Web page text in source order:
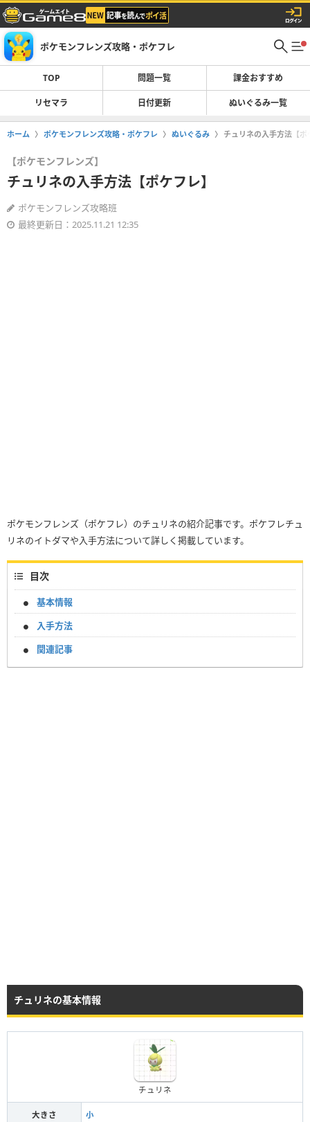
ポケモンフレンズ攻略・ポケフレ
TOP 問題一覧 課金おすすめ
リセマラ 日付更新 ぬいぐるみ一覧
ホーム ポケモンフレンズ攻略・ポケフレ ぬいぐるみ チュリネの入手方法【ポ
【ポケモンフレンズ】
チュリネの入手方法【ポケフレ】
ポケモンフレンズ攻略班
最終更新日：2025.11.21 12:35
ポケモンフレンズ（ポケフレ）のチュリネの紹介記事です。ポケフレチュ
リネのイトダマや入手方法について詳しく掲載しています。
目次
基本情報
入手方法
関連記事
チュリネの基本情報
チュリネ
大きさ 小